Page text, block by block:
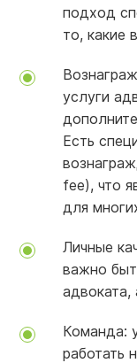
подход
то, какие
услуги
Есть
fee), что
для
Личные
важно
адвоката,
Команда:
работать